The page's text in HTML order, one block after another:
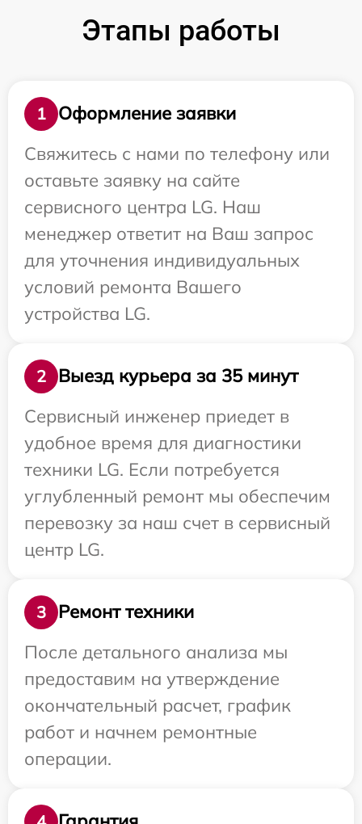
Этапы работы
1
Оформление заявки
Свяжитесь с нами по телефону или
оставьте заявку на сайте
сервисного центра LG. Наш
менеджер ответит на Ваш запрос
для уточнения индивидуальных
условий ремонта Вашего
устройства LG.
2
Выезд курьера за 35 минут
Сервисный инженер приедет в
удобное время для диагностики
техники LG. Если потребуется
углубленный ремонт мы обеспечим
перевозку за наш счет в сервисный
центр LG.
3
Ремонт техники
После детального анализа мы
предоставим на утверждение
окончательный расчет, график
работ и начнем ремонтные
операции.